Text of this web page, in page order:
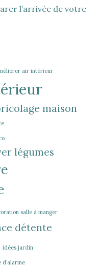
l’arrivée de votre
air intérieur
maison
légumes
salle à manger
détente
idées jardin